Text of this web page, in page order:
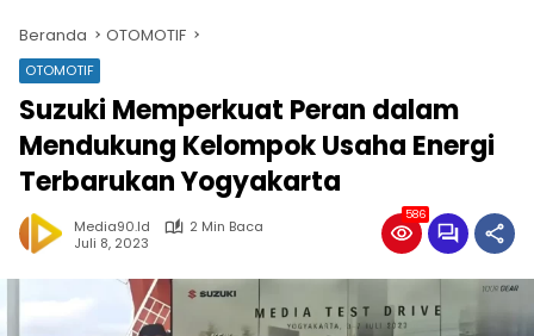
Beranda OTOMOTIF
OTOMOTIF
Suzuki Memperkuat Peran dalam
Mendukung Kelompok Usaha Energi
Terbarukan Yogyakarta
Media90.id
2 Min Baca
Juli 8, 2023
586